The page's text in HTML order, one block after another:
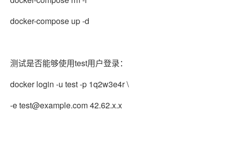
docker-compose up -d
测试是否能够使用test用户登录：
docker login -u test -p 1q2w3e4r \
-e test@example.com 42.62.x.x